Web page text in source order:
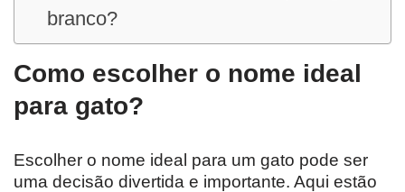
branco?
Como escolher o nome ideal
para gato?
Escolher o nome ideal para um gato pode ser
uma decisão divertida e importante. Aqui estão